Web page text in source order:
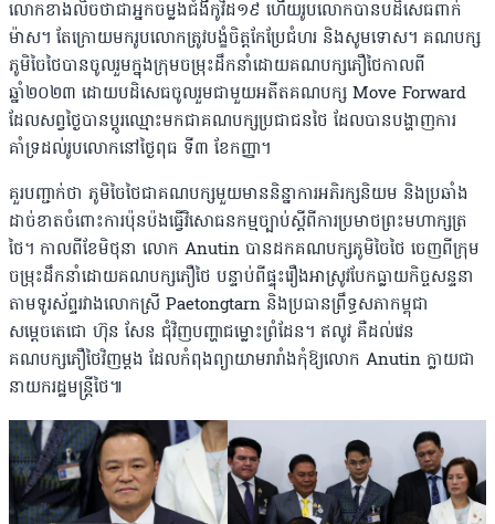
លោកខាងលិចថាជាអ្នកចម្លងជំងឺកូវិដ១៩ ហើយរូបលោកបានបដិសេធពាក់
ម៉ាស។ តែក្រោយមករូបលោកត្រូវបង្ខំចិត្តកែប្រែជំហរ និងសូមទោស។ គណបក្ស
ភូមិចៃថៃបានចូលរួមក្នុងក្រុមចម្រុះដឹកនាំដោយគណបក្សភឿថៃកាលពី
ឆ្នាំ២០២៣ ដោយបដិសេធចូលរួមជាមួយអតីតគណបក្ស Move Forward
ដែលសព្វថៃ្ងបានប្ដូរឈ្មោះមកជាគណបក្សប្រជាជនថៃ ដែលបានបង្ហាញការ
គាំទ្រដល់រូបលោកនៅថ្ងៃពុធ ទី៣ ខែកញ្ញា។
គួរបញ្ជាក់ថា ភូមិចៃថៃជាគណបក្សមួយមាននិន្នាការអភិរក្សនិយម និងប្រឆាំង
ដាច់ខាតចំពោះការប៉ុនប៉ងធ្វើវិសោធនកម្មច្បាប់ស្ដីពីការប្រមាថព្រះមហាក្សត្រ
ថៃ។ កាលពីខែមិថុនា លោក Anutin បានដកគណបក្សភូមិចៃថៃ ចេញពីក្រុម
ចម្រុះដឹកនាំដោយគណបក្សភឿថៃ បន្ទាប់ពីផ្ទុះរឿងអាស្រូវបែកធ្លាយកិច្ចសន្ទនា
តាមទូរស័ព្ទរវាងលោកស្រី Paetongtarn និងប្រធានព្រឹទ្ធសភាកម្ពុជា
សម្ដេចតេជោ ហ៊ុន សែន ជុំវិញបញ្ហាជម្លោះព្រំដែន។ ឥលូវ គឺដល់វេន
គណបក្សភឿថៃវិញម្ដង ដែលកំពុងព្យាយាមរារាំងកុំឱ្យលោក Anutin ក្លាយជា
នាយករដ្ឋមន្ត្រីថៃ៕